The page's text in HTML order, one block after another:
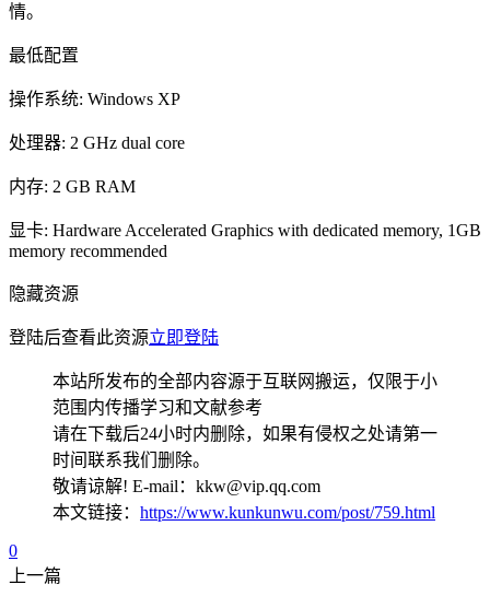
情。
最低配置
操作系统: Windows XP
处理器: 2 GHz dual core
内存: 2 GB RAM
显卡: Hardware Accelerated Graphics with dedicated memory, 1GB
memory recommended
隐藏资源
登陆后查看此资源立即登陆
本站所发布的全部内容源于互联网搬运，仅限于小
范围内传播学习和文献参考
请在下载后24小时内删除，如果有侵权之处请第一
时间联系我们删除。
敬请谅解! E-mail：kkw@vip.qq.com
本文链接： https://www.kunkunwu.com/post/759.html
0
上一篇